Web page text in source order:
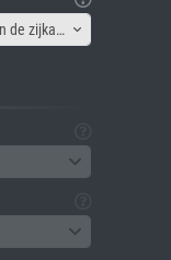
Canvas lijst - Afbeelding gespiegeld aan de zijkant